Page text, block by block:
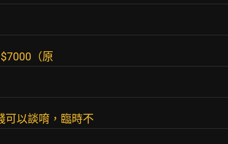
（原
可以談唷，臨時不